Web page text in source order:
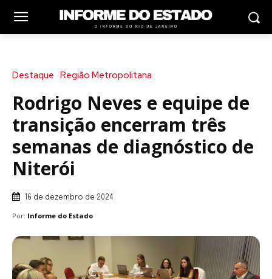
Destaque Região Metropolitana
Rodrigo Neves e equipe de
transição encerram três
semanas de diagnóstico de
Niterói
16 de dezembro de 2024
Por: Informe do Estado